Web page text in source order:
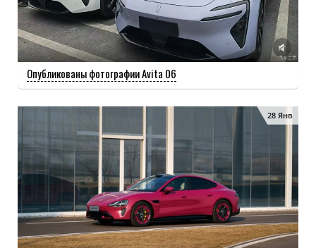
Опубликованы фотографии Avita 06
28 Янв